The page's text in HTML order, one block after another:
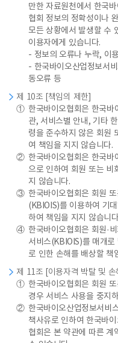
만한 자료원천에서 한국
협회 정보의 정확성이나
모든 상황에서 발생할 수
이용자에게 있습니다.
- 정보의 오류나 누락, 이
- 한국바이오산업정보서
동오류 등
제 10조 [책임의 제한]
① 한국바이오협회은 한국바
관, 서비스별 안내, 기타
령을 준수하지 않은 회원
여 책임을 지지 않습니다.
② 한국바이오협회은 한국바
으로 인하여 회원 또는 비
지 않습니다.
③ 한국바이오협회은 회원
(KBIOIS)를 이용하여 기
하여 책임을 지지 않습니
④ 한국바이오협회은 회원·
서비스(KBIOIS)를 매개로
로 인한 손해를 배상할 책
제 11조 [이용자격 박탈 및 손
① 한국바이오협회은 회원
경우 서비스 사용을 중지
② 한국바이오산업정보서비
책사유로 인하여 한국바
협회은 본 약관에 따른 계